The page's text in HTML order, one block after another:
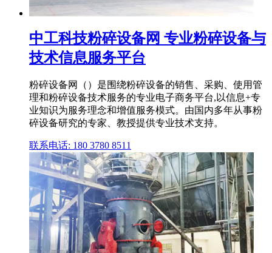
中工科技粉碎设备网 专业粉碎设备与
技术信息服务平台
粉碎设备网（）是围绕粉碎设备的销售、采购、使用管
理和粉碎设备技术服务的专业电子商务平台,以信息+专
业知识为服务理念和增值服务模式。由国内多年从事粉
碎设备研究的专家、教授提供专业技术支持。
联系电话: 180 3780 8511